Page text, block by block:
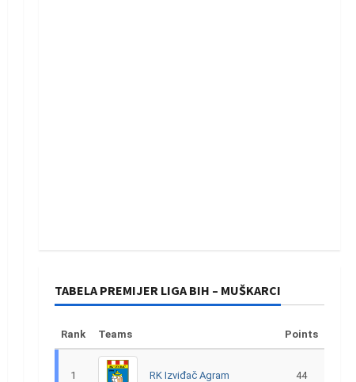
TABELA PREMIJER LIGA BIH – MUŠKARCI
Rank Teams Points
1 RK Izviđač Agram 44